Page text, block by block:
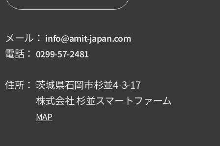
メール： info@amit-japan.com
電話： 0299-57-2481
住所： 茨城県石岡市杉並4-3-17
株式会社 杉並スマートファーム
MAP